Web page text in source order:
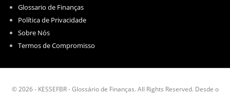
Glossario de Finanças
Política de Privacidade
Sobre Nós
Termos de Compromisso
© 2026 - KESSEFBR - Glossário de Finanças. All Rights Reserved. Desde o